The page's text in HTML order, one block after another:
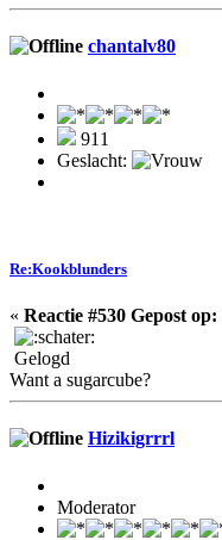
chantalv80
911
Geslacht:
Re:Kookblunders
« Reactie #530 Gepost op:
Gelogd
Want a sugarcube?
Hizikigrrrl
Moderator